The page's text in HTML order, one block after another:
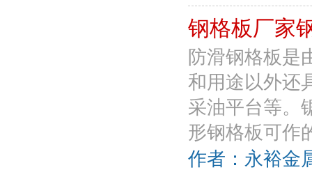
钢格板厂家
防滑钢格板是
和用途以外还
采油平台等。
形钢格板可作
作者：永裕